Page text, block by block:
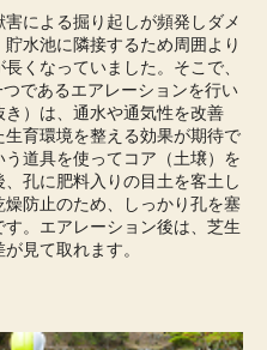
による掘り起しが頻発しダメ
水池に隣接するため周囲より
くなっていました。そこで、
であるエアレーションを行い
）は、通水や通気性を改善
育環境を整える効果が期待で
道具を使ってコア（土壌）を
孔に肥料入りの目土を客土し
防止のため、しっかり孔を塞
。エアレーション後は、芝生
見て取れます。